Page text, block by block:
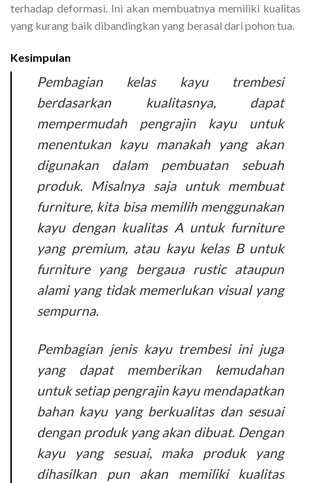
terhadap deformasi. Ini akan membuatnya memiliki kualitas
yang kurang baik dibandingkan yang berasal dari pohon tua.
Kesimpulan
Pembagian kelas kayu trembesi
berdasarkan kualitasnya, dapat
mempermudah pengrajin kayu untuk
menentukan kayu manakah yang akan
digunakan dalam pembuatan sebuah
produk. Misalnya saja untuk membuat
furniture, kita bisa memilih menggunakan
kayu dengan kualitas A untuk furniture
yang premium, atau kayu kelas B untuk
furniture yang bergaua rustic ataupun
alami yang tidak memerlukan visual yang
sempurna.
Pembagian jenis kayu trembesi ini juga
yang dapat memberikan kemudahan
untuk setiap pengrajin kayu mendapatkan
bahan kayu yang berkualitas dan sesuai
dengan produk yang akan dibuat. Dengan
kayu yang sesuai, maka produk yang
dihasilkan pun akan memiliki kualitas